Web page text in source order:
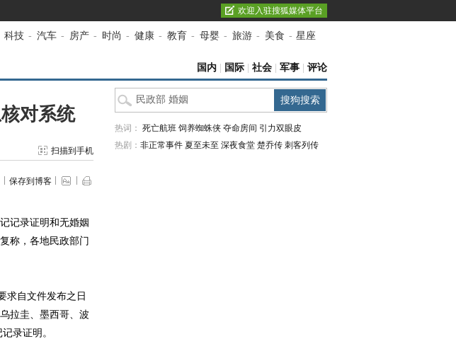
欢迎入驻搜狐媒体平台
科技 - 汽车 - 房产 - 时尚 - 健康 - 教育 - 母婴 - 旅游 - 美食 - 星座
国内 国际 社会 军事 评论
对系统
扫描到手机
保存到博客
记录证明和无婚姻
称，各地民政部门
自文件发布之日
拉圭、墨西哥、波
录证明。
热词： 死亡航班 饲养蜘蛛侠 夺命房间 引力双眼皮
热剧： 非正常事件 夏至未至 深夜食堂 楚乔传 刺客列传